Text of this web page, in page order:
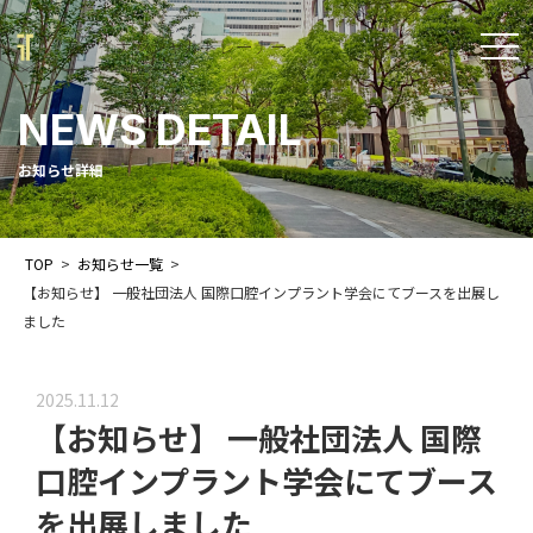
t
o
g
g
l
e
n
g
a
NEWS DETAIL
お知らせ詳細
TOP > お知らせ一覧 >
【お知らせ】 一般社団法人 国際口腔インプラント学会にてブースを出展し
ました
2025.11.12
【お知らせ】 一般社団法人 国際
口腔インプラント学会にてブース
を出展しました